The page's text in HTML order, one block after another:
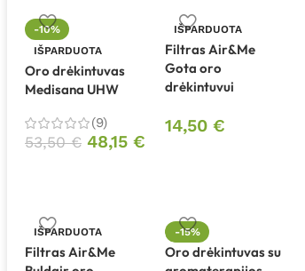
-10%
IŠPARDUOTA
Oro drėkintuvas
Medisana UHW
(9)
53,50€ 48,15 €
IŠPARDUOTA
Filtras Air&Me
Gota oro
drėkintuvui
14,50 €
IŠPARDUOTA
Filtras Air&Me
-15%
Oro drėkintuvas su